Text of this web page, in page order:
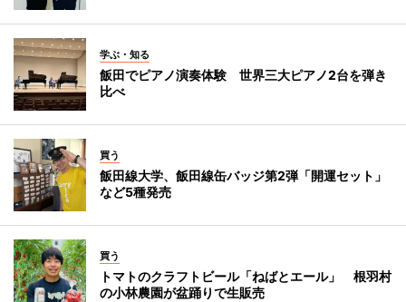
学ぶ・知る
飯田でピアノ演奏体験 世界三大ピアノ2台を弾き
比べ
買う
飯田線大学、飯田線缶バッジ第2弾「開運セット」
など5種発売
買う
トマトのクラフトビール「ねばとエール」 根羽村
の小林農園が盆踊りで生販売